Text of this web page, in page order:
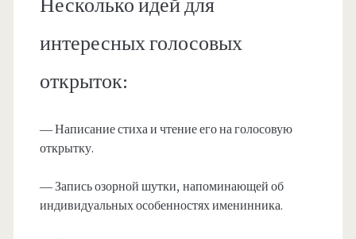
интересных голосовых
открыток:
— Написание стиха и чтение его на голосовую
открытку.
— Запись озорной шутки, напоминающей об
индивидуальных особенностях именинника.